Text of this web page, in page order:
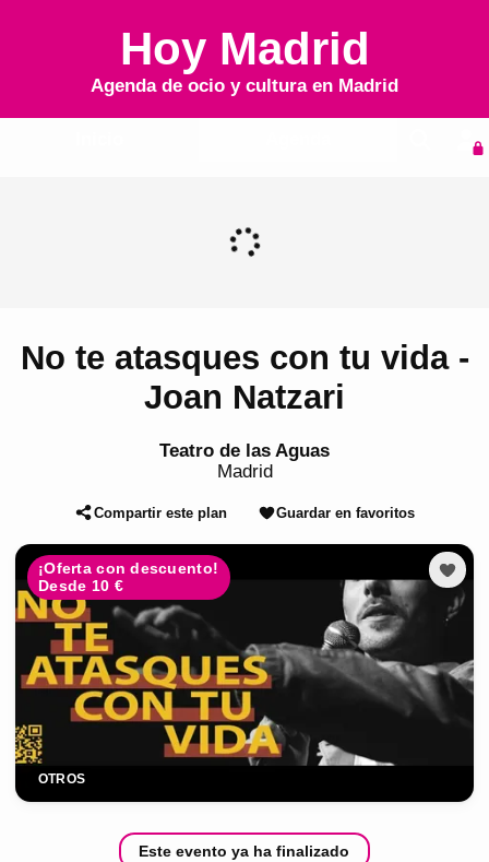
Hoy Madrid
Agenda de ocio y cultura en Madrid
No te atasques con tu vida -
Joan Natzari
Teatro de las Aguas
Madrid
Compartir este plan Guardar en favoritos
¡Oferta con descuento!
Desde 10 €
OTROS
Este evento ya ha finalizado